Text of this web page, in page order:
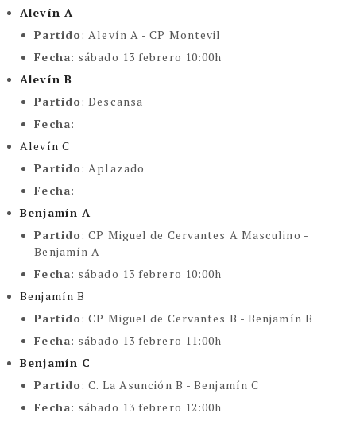
Alevín A
Partido:Alevín A - CP Montevil
Fecha: sábado 13 febrero 10:00h
Alevín B
Partido:Descansa
Fecha:
Alevín C
Partido:Aplazado
Fecha:
Benjamín A
Partido:CP Miguel de Cervantes A Masculino -
Benjamín A
Fecha: sábado 13 febrero 10:00h
Benjamín B
Partido:CP Miguel de Cervantes B - Benjamín B
Fecha: sábado 13 febrero 11:00h
Benjamín C
Partido:C. La Asunción B - Benjamín C
Fecha: sábado 13 febrero 12:00h